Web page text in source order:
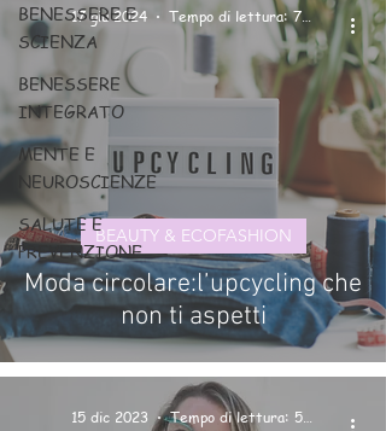
BENESSERE E
SCIENZA
BENESSERE
INTEGRATO
MENTE E
NEUROSCIENZE
SALUTE E
PREVENZIONE
Moda circolare:l’upcycling che
non ti aspetti
BEAUTY & ECOFASHION
17 giu 2024 Tempo di lettura: 7 min
15 dic 2023 Tempo di lettura: 5 min